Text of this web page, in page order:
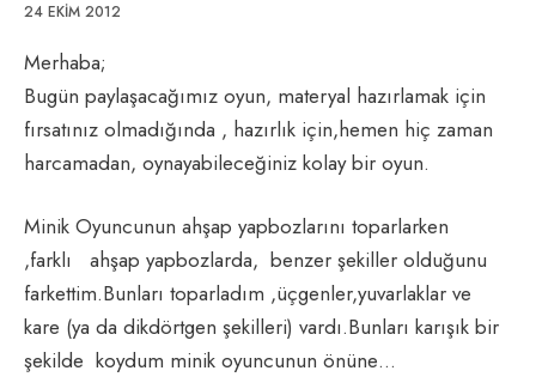
24 EKIM 2012
Merhaba;
Bugün paylaşacağımız oyun, materyal hazırlamak için
fırsatınız olmadığında , hazırlık için,hemen hiç zaman
harcamadan, oynayabileceğiniz kolay bir oyun.
Minik Oyuncunun ahşap yapbozlarını toparlarken
,farklı ahşap yapbozlarda, benzer şekiller olduğunu
farkettim.Bunları toparladım ,üçgenler,yuvarlaklar ve
kare (ya da dikdörtgen şekilleri) vardı.Bunları karışık bir
şekilde koydum minik oyuncunun önüne…